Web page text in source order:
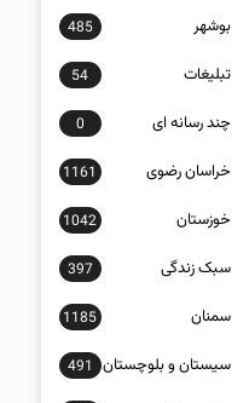
بوشهر 485
تبلیغات 54
چند رسانه ای 0
خراسان رضوی 1161
خوزستان 1042
سبک زندگی 397
سمنان 1185
سیستان و بلوچستان 491